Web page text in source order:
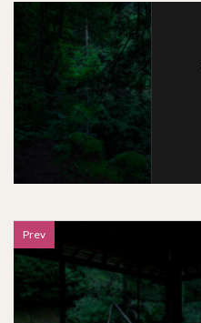
Prev